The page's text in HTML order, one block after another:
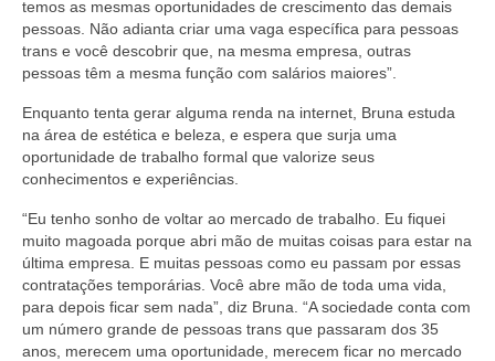
temos as mesmas oportunidades de crescimento das demais
pessoas. Não adianta criar uma vaga específica para pessoas
trans e você descobrir que, na mesma empresa, outras
pessoas têm a mesma função com salários maiores”.
Enquanto tenta gerar alguma renda na internet, Bruna estuda
na área de estética e beleza, e espera que surja uma
oportunidade de trabalho formal que valorize seus
conhecimentos e experiências.
“Eu tenho sonho de voltar ao mercado de trabalho. Eu fiquei
muito magoada porque abri mão de muitas coisas para estar na
última empresa. E muitas pessoas como eu passam por essas
contratações temporárias. Você abre mão de toda uma vida,
para depois ficar sem nada”, diz Bruna. “A sociedade conta com
um número grande de pessoas trans que passaram dos 35
anos, merecem uma oportunidade, merecem ficar no mercado